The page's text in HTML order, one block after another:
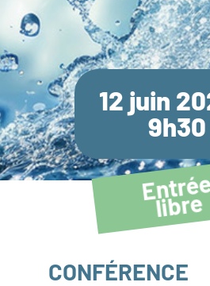
12 juin
9h30
bre
CONFÉRENCE